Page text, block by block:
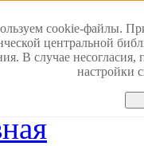
cookie-файлы.
центральной
В случае
настройки
для
В